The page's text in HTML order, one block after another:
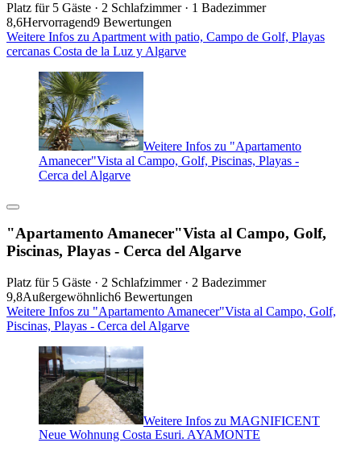
Platz für 5 Gäste · 2 Schlafzimmer · 1 Badezimmer
8,6Hervorragend9 Bewertungen
Weitere Infos zu Apartment with patio, Campo de Golf, Playas
cercanas Costa de la Luz y Algarve
Weitere Infos zu "Apartamento
Amanecer"Vista al Campo, Golf, Piscinas, Playas -
Cerca del Algarve
"Apartamento Amanecer"Vista al Campo, Golf,
Piscinas, Playas - Cerca del Algarve
Platz für 5 Gäste · 2 Schlafzimmer · 2 Badezimmer
9,8Außergewöhnlich6 Bewertungen
Weitere Infos zu "Apartamento Amanecer"Vista al Campo, Golf,
Piscinas, Playas - Cerca del Algarve
Weitere Infos zu MAGNIFICENT
Neue Wohnung Costa Esuri. AYAMONTE